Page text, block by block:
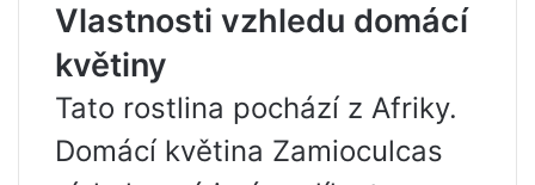
Vlastnosti vzhledu domácí
květiny
Tato rostlina pochází z Afriky.
Domácí květina Zamioculcas